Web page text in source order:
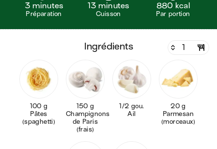
3 minutes
Préparation
13 minutes
Cuisson
880 kcal
Par portion
ingrédients
100 g
Pâtes
(spaghetti)
150 g
Champignons
de Paris
(frais)
1/2 gou.
Ail
20 g
Parmesan
(morceaux)